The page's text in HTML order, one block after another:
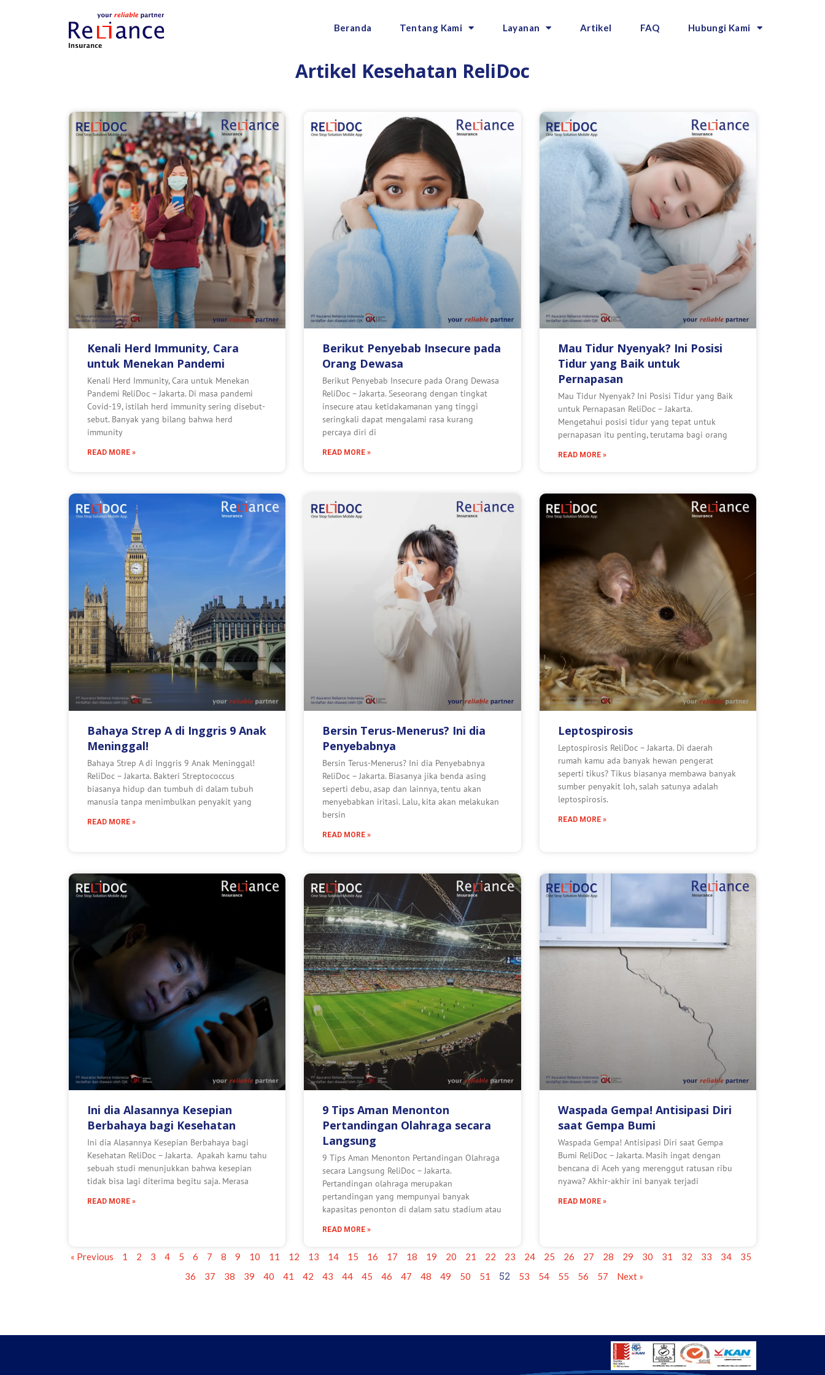
Beranda Tentang Kami Layanan Artikel FAQ Hubungi Kami
Artikel Kesehatan ReliDoc
Kenali Herd Immunity, Cara
untuk Menekan Pandemi
Kenali Herd Immunity, Cara untuk Menekan
Pandemi ReliDoc – Jakarta. Di masa pandemi
Covid-19, istilah herd immunity sering disebut-
sebut. Banyak yang bilang bahwa herd
immunity
READ MORE »
Berikut Penyebab Insecure pada
Orang Dewasa
Berikut Penyebab Insecure pada Orang Dewasa
ReliDoc – Jakarta. Seseorang dengan tingkat
insecure atau ketidakamanan yang tinggi
seringkali dapat mengalami rasa kurang
percaya diri di
READ MORE »
Mau Tidur Nyenyak? Ini Posisi
Tidur yang Baik untuk
Pernapasan
Mau Tidur Nyenyak? Ini Posisi Tidur yang Baik
untuk Pernapasan ReliDoc – Jakarta.
Mengetahui posisi tidur yang tepat untuk
pernapasan itu penting, terutama bagi orang
READ MORE »
Bahaya Strep A di Inggris 9 Anak
Meninggal!
Bahaya Strep A di Inggris 9 Anak Meninggal!
ReliDoc – Jakarta. Bakteri Streptococcus
biasanya hidup dan tumbuh di dalam tubuh
manusia tanpa menimbulkan penyakit yang
READ MORE »
Bersin Terus-Menerus? Ini dia
Penyebabnya
Bersin Terus-Menerus? Ini dia Penyebabnya
ReliDoc – Jakarta. Biasanya jika benda asing
seperti debu, asap dan lainnya, tentu akan
menyebabkan iritasi. Lalu, kita akan melakukan
bersin
READ MORE »
Leptospirosis
Leptospirosis ReliDoc – Jakarta. Di daerah
rumah kamu ada banyak hewan pengerat
seperti tikus? Tikus biasanya membawa banyak
sumber penyakit loh, salah satunya adalah
leptospirosis.
READ MORE »
Ini dia Alasannya Kesepian
Berbahaya bagi Kesehatan
Ini dia Alasannya Kesepian Berbahaya bagi
Kesehatan ReliDoc – Jakarta. Apakah kamu tahu
sebuah studi menunjukkan bahwa kesepian
tidak bisa lagi diterima begitu saja. Merasa
READ MORE »
9 Tips Aman Menonton
Pertandingan Olahraga secara
Langsung
9 Tips Aman Menonton Pertandingan Olahraga
secara Langsung ReliDoc – Jakarta.
Pertandingan olahraga merupakan
pertandingan yang mempunyai banyak
kapasitas penonton di dalam satu stadium atau
READ MORE »
Waspada Gempa! Antisipasi Diri
saat Gempa Bumi
Waspada Gempa! Antisipasi Diri saat Gempa
Bumi ReliDoc – Jakarta. Masih ingat dengan
bencana di Aceh yang merenggut ratusan ribu
nyawa? Akhir-akhir ini banyak terjadi
READ MORE »
« Previous 1 2 3 4 5 6 7 8 9 10 11 12 13 14 15 16 17 18 19 20 21 22 23 24 25 26 27 28 29 30 31 32 33 34
35
36
37 38 39 40 41 42 43 44 45 46 47 48 49 50 51 52 53 54 55 56 57 Next »